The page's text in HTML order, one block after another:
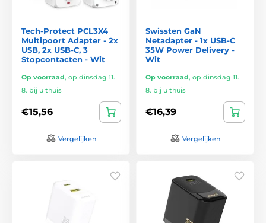
Tech-Protect PCL3X4
Multipoort Adapter - 2x
USB, 2x USB-C, 3
Stopcontacten - Wit
Op voorraad, op dinsdag 11.
8. bij u thuis
€15,56
Vergelijken
Swissten GaN
Netadapter - 1x USB-C
35W Power Delivery -
Wit
Op voorraad, op dinsdag 11.
8. bij u thuis
€16,39
Vergelijken